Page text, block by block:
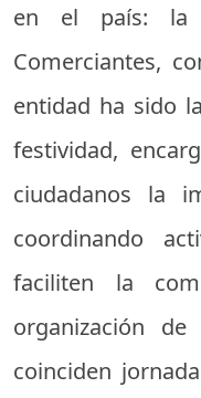
en el país: la
Comerciantes,
entidad ha sido
festividad,
ciudadanos la
coordinando
faciliten la
organización
coinciden